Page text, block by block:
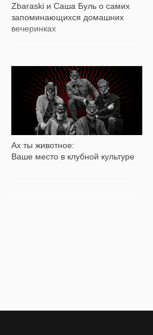
Zbaraski и Саша Буль о самих
запоминающихся домашних
вечеринках
Ах ты животное:
Ваше место в клубной культуре
20 196